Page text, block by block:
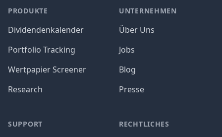
PRODUKTE
Dividendenkalender
Portfolio Tracking
Wertpapier Screener
Research
SUPPORT
UNTERNEHMEN
Über Uns
Jobs
Blog
Presse
RECHTLICHES